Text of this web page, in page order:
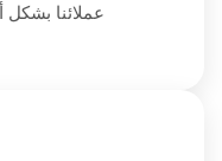
عملائنا